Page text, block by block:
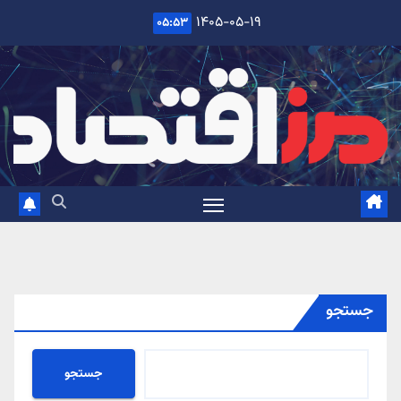
content
۱۴۰۵-۰۵-۱۹ ۰۵:۵۳
جستجو
جستجو